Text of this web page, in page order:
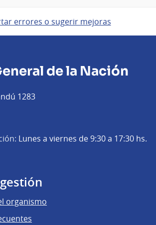
errores o sugerir mejoras
de la Nación
1283
Lunes a viernes de 9:30 a 17:30 hs.
organismo